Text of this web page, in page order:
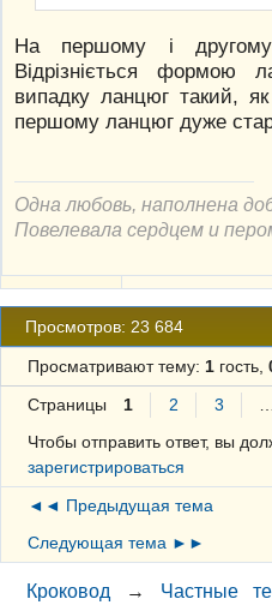
На першому і
Відрізніється
випадку ланцюг такий,
першому ланцюг дуже
Одна любовь, наполнена
Повелевала сердцем и
Просмотров: 23 684
Просматривают тему: 1гость,
Страницы 1 2 3
Чтобы отправить ответ, вы
зарегистрироваться
◄◄ Предыдущая тема
Следующая тема ►►
Кроковод → Частные